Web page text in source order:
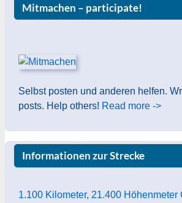
Mitmachen – participate!
Selbst posten und anderen helfen.
posts. Help others! Read more ->
Informationen zur Strecke
1.100 Kilometer, 21.400 Höhenmeter